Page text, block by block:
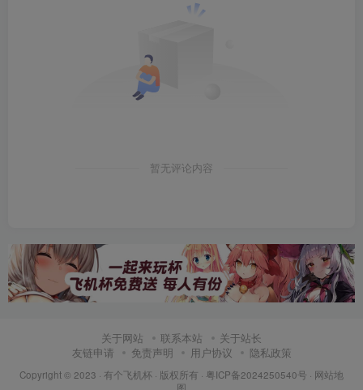
暂无评论内容
关于网站 联系本站
关于站长
友链申请
免责声明 用户协议 隐私政策
Copyright © 2023 · 有个飞机杯 · 版权所有 · 粤ICP备2024250540号 · 网站地
图